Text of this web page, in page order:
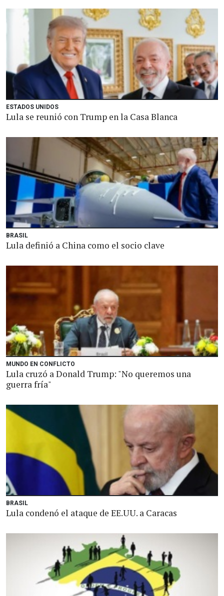
ESTADOS UNIDOS
Lula se reunió con Trump en la Casa Blanca
BRASIL
Lula definió a China como el socio clave
MUNDO EN CONFLICTO
Lula cruzó a Donald Trump: "No queremos una
guerra fría"
BRASIL
Lula condenó el ataque de EE.UU. a Caracas